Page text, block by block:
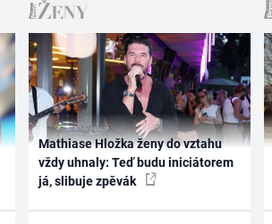
Mathiase Hložka ženy do vztahu
vždy uhnaly: Teď budu iniciátorem
já, slibuje zpěvák